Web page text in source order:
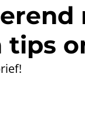
tips